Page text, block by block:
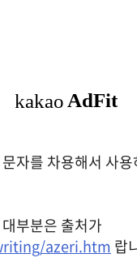
자를 차용해서 사
부분은 출처가
azeri.htm 랍